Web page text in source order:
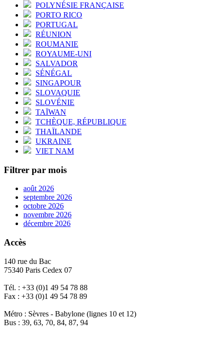
POLYNÉSIE FRANÇAISE
PORTO RICO
PORTUGAL
RÉUNION
ROUMANIE
ROYAUME-UNI
SALVADOR
SÉNÉGAL
SINGAPOUR
SLOVAQUIE
SLOVÉNIE
TAÏWAN
TCHÈQUE, RÉPUBLIQUE
THAÏLANDE
UKRAINE
VIET NAM
Filtrer par mois
août 2026
septembre 2026
octobre 2026
novembre 2026
décembre 2026
Accès
140 rue du Bac
75340 Paris Cedex 07
Tél. : +33 (0)1 49 54 78 88
Fax : +33 (0)1 49 54 78 89
Métro : Sèvres - Babylone (lignes 10 et 12)
Bus : 39, 63, 70, 84, 87, 94